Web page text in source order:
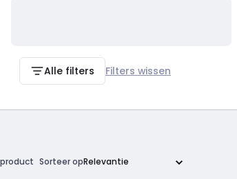
Alle filters Filters wissen
product Sorteer op